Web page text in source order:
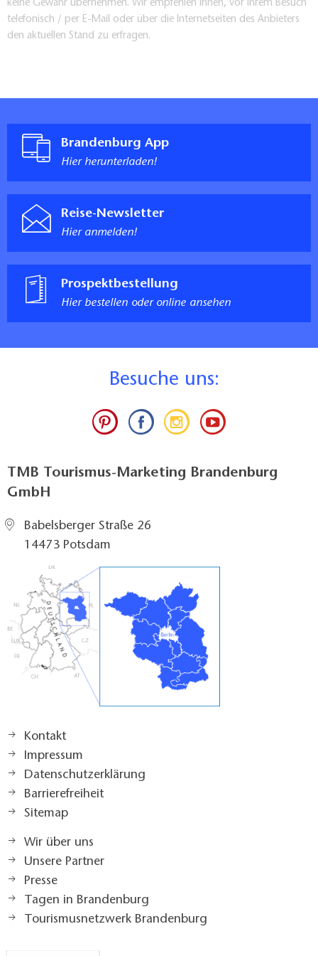
https://www.weingut-guben-grano.de/event-list
keine Gewähr übernehmen. Wir empfehlen Ihnen, vor Ihrem Besuch
telefonisch / per E-Mail oder über die Internetseiten des Anbieters
den aktuellen Stand zu erfragen.
Brandenburg App
Hier herunterladen!
Reise-Newsletter
Hier anmelden!
Prospektbestellung
Hier bestellen oder online ansehen
Besuche uns:
TMB Tourismus-Marketing Brandenburg
GmbH
Babelsberger Straße 26
14473 Potsdam
Kontakt
Impressum
Datenschutzerklärung
Barrierefreiheit
Sitemap
Wir über uns
Unsere Partner
Presse
Tagen in Brandenburg
Tourismusnetzwerk Brandenburg